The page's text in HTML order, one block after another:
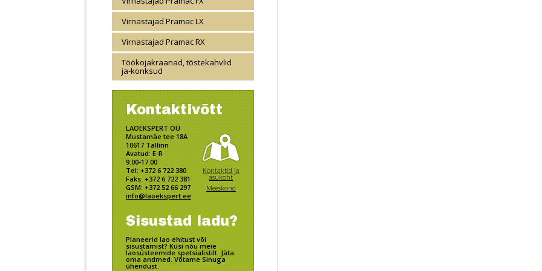
Virnastajad Pramac LX
Virnastajad Pramac RX
Töökojakraanad, tõstekahvlid
ja-konksud
Kontaktivõtt
LAOEKSPERT OÜ
Mustamäe tee 18A
10617 Tallinn
Avatud: E-R
9.00-17.00
Tel: +372 6 722 380
Faks: +372 6 722 381
GSM: +372 52 66 297
info@laoekspert.ee
Kontaktid ja
asukoht
Meeskond
Sisustad ladu?
Planeerid lao ehitust või
sisustamist? Küsi nõu meie
laosüsteemide spetsialistilt. Jäta
oma andmed. Võtame Sinuga
ühendust.